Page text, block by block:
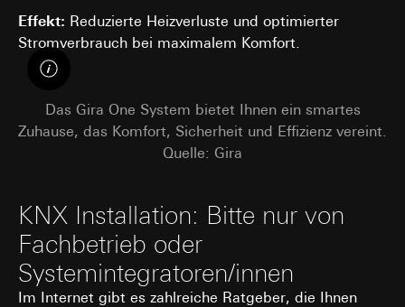
Effekt: Reduzierte Heizverluste und optimierter
Stromverbrauch bei maximalem Komfort.
Das Gira One System bietet Ihnen ein smartes
Zuhause, das Komfort, Sicherheit und Effizienz vereint.
Quelle: Gira
KNX Installation: Bitte nur von
Fachbetrieb oder
Systemintegratoren/innen
Im Internet gibt es zahlreiche Ratgeber, die Ihnen